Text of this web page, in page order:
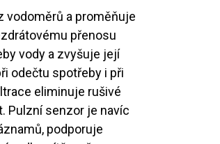
vodoměrů a proměňuje
přenosu
vody a zvyšuje její
odečtu spotřeby i při
eliminuje rušivé
Pulzní senzor je navíc
podporuje